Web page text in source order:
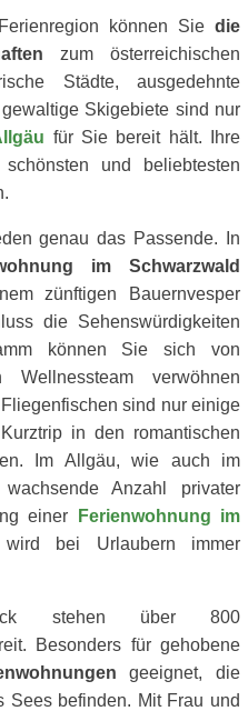
können Sie die
zum österreichischen
Städte, ausgedehnte
Skigebiete sind nur
für Sie bereit hält. Ihre
und beliebtesten
genau das Passende. In
im Schwarzwald
zünftigen Bauernvesper
die Sehenswürdigkeiten
können Sie sich von
verwöhnen
sind nur einige
in den romantischen
Im Allgäu, wie auch im
Anzahl privater
einer
Ferienwohnung im
wird bei Urlaubern immer
stehen über 800
Besonders für gehobene
geeignet, die
Sees befinden. Mit Frau und